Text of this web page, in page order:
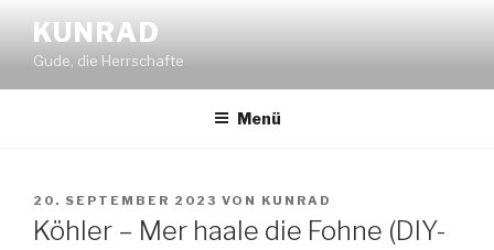
Inhalt
springen
KUNRAD
Gude, die Herrschafte
Menü
VERÖFFENTLICHT
AM
20. SEPTEMBER 2023 VON KUNRAD
Köhler – Mer haale die Fohne (DIY-